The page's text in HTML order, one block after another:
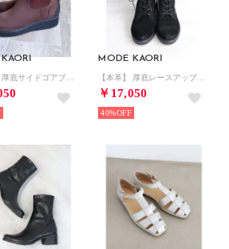
MODE KAORI
￥17,050
40%